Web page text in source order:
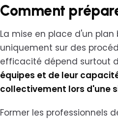
Comment
La mise en place d'un
uniquement sur des
efficacité dépend surtout
équipes et de leur
collectivement lors d'une
Former les professionnels